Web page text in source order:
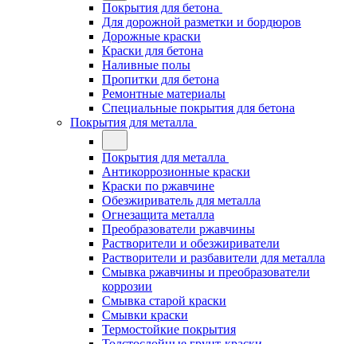
Покрытия для бетона
Для дорожной разметки и бордюров
Дорожные краски
Краски для бетона
Наливные полы
Пропитки для бетона
Ремонтные материалы
Специальные покрытия для бетона
Покрытия для металла
Покрытия для металла
Антикоррозионные краски
Краски по ржавчине
Обезжириватель для металла
Огнезащита металла
Преобразователи ржавчины
Растворители и обезжириватели
Растворители и разбавители для металла
Смывка ржавчины и преобразователи
коррозии
Смывка старой краски
Смывки краски
Термостойкие покрытия